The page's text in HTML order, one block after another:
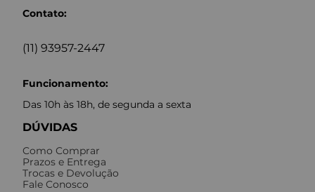
Contato:
(11) 93957-2447
Funcionamento:
Das 10h às 18h, de segunda a sexta
DÚVIDAS
Como Comprar
Prazos e Entrega
Trocas e Devolução
Fale Conosco